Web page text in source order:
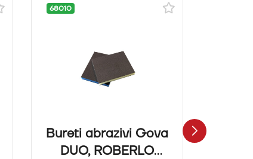
Bureti abrazivi Gova
DUO, ROBERLO
68010